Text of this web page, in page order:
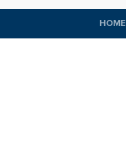
HOME